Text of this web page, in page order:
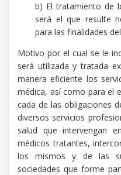
b) El tratamiento de
será el que resulte
para las finalidades
Motivo por el cual se le
será utilizada y tratada
manera eficiente los
médica, así como para el
cada de las obligaciones
diversos servicios
salud que intervengan
médicos tratantes,
los mismos y de las
sociedades que forme